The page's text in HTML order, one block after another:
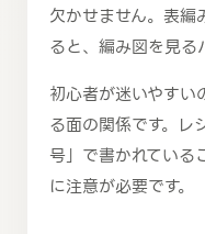
欠かせません。表編
ると、編み図を見る
初心者が迷いやすい
る面の関係です。レ
号」で書かれている
に注意が必要です。